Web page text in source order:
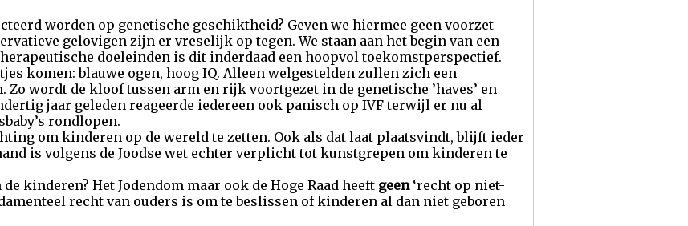
worden op genetische geschiktheid? Geven we hiermee geen voorzet
gelovigen zijn er vreselijk op tegen. We staan aan het begin van een
doeleinden is dit inderdaad een hoopvol toekomstperspectief.
komen: blauwe ogen, hoog IQ. Alleen welgestelden zullen zich een
wordt de kloof tussen arm en rijk voortgezet in de genetische ’haves’ en
jaar geleden reageerde iedereen ook panisch op IVF terwijl er nu al
rondlopen.
om kinderen op de wereld te zetten. Ook als dat laat plaatsvindt, blijft ieder
is volgens de Joodse wet echter verplicht tot kunstgrepen om kinderen te
kinderen? Het Jodendom maar ook de Hoge Raad heeft geen‘recht op niet-
recht van ouders is om te beslissen of kinderen al dan niet geboren